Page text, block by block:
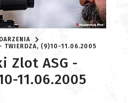
- TWIERDZA, (9)10-11.06.2005
Zlot ASG -
11.06.2005